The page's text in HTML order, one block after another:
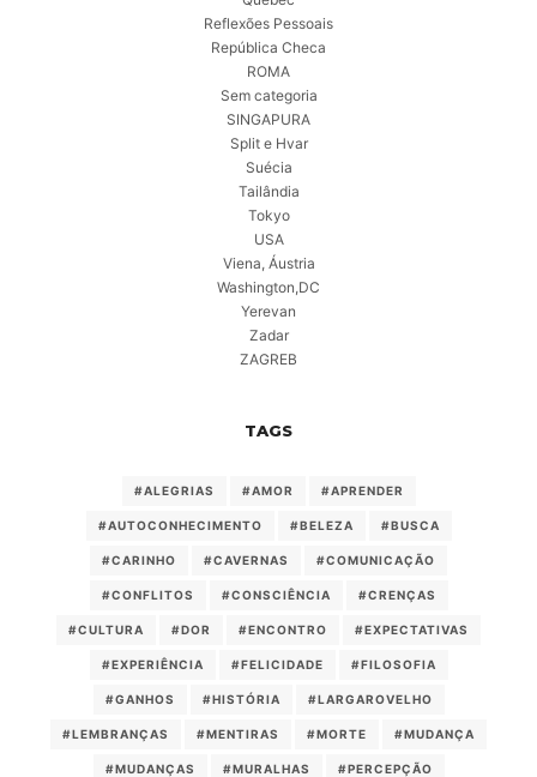
Reflexões Pessoais
República Checa
ROMA
Sem categoria
SINGAPURA
Split e Hvar
Suécia
Tailândia
Tokyo
USA
Viena, Áustria
Washington,DC
Yerevan
Zadar
ZAGREB
TAGS
#ALEGRIAS #AMOR #APRENDER
#AUTOCONHECIMENTO #BELEZA #BUSCA
#CARINHO #CAVERNAS #COMUNICAÇÃO
#CONFLITOS #CONSCIÊNCIA #CRENÇAS
#CULTURA #DOR #ENCONTRO #EXPECTATIVAS
#EXPERIÊNCIA #FELICIDADE #FILOSOFIA
#GANHOS #HISTÓRIA #LARGAROVELHO
#LEMBRANÇAS #MENTIRAS #MORTE #MUDANÇA
#MUDANÇAS #MURALHAS #PERCEPÇÃO